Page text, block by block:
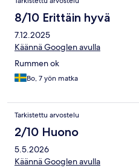
8/10 Erittäin hyvä
7.12.2025
Käännä Googlen avulla
Rummen ok
Bo, 7 yön matka
Tarkistettu arvostelu
2/10 Huono
5.5.2026
Käännä Googlen avulla